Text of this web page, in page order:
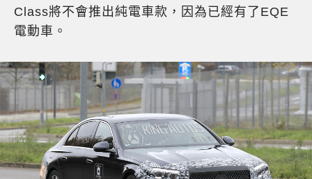
Class將不會推出純電車款，因為已經有了EQE
電動車。